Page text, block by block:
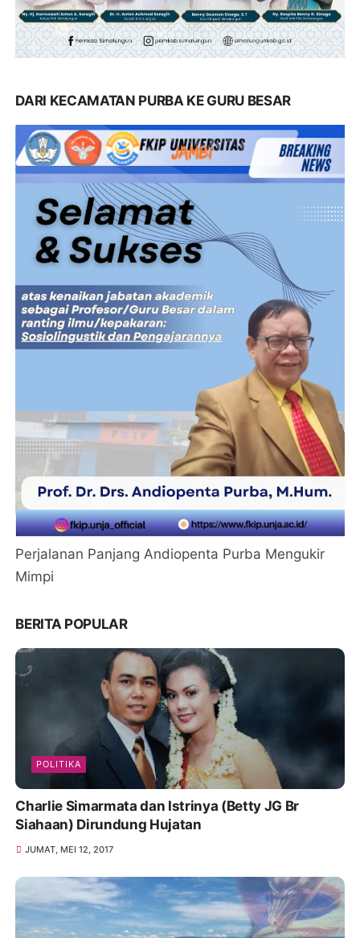
DARI KECAMATAN PURBA KE GURU BESAR
Perjalanan Panjang Andiopenta Purba Mengukir
Mimpi
BERITA POPULAR
POLITIKA
Charlie Simarmata dan Istrinya (Betty JG Br
Siahaan) Dirundung Hujatan
JUMAT, MEI 12, 2017